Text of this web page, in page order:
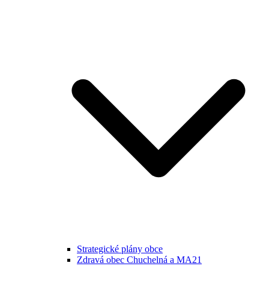
Strategické plány obce
Zdravá obec Chuchelná a MA21